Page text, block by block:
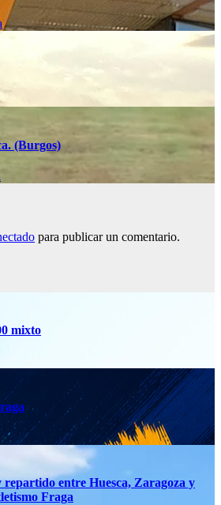
(Burgos)
para publicar un comentario.
mixto
repartido entre Huesca, Zaragoza y
Fraga